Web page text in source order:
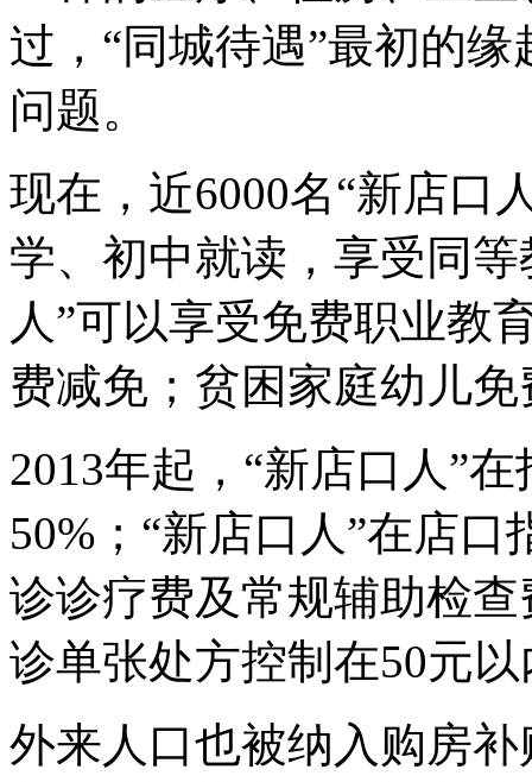
过，“同城待遇”最初的
问题。
现在，近6000名“新店口
学、初中就读，享受同
人”可以享受免费职业教
费减免；贫困家庭幼儿
2013年起，“新店口人”
50%；“新店口人”在店
诊诊疗费及常规辅助检
诊单张处方控制在50元
外来人口也被纳入购房